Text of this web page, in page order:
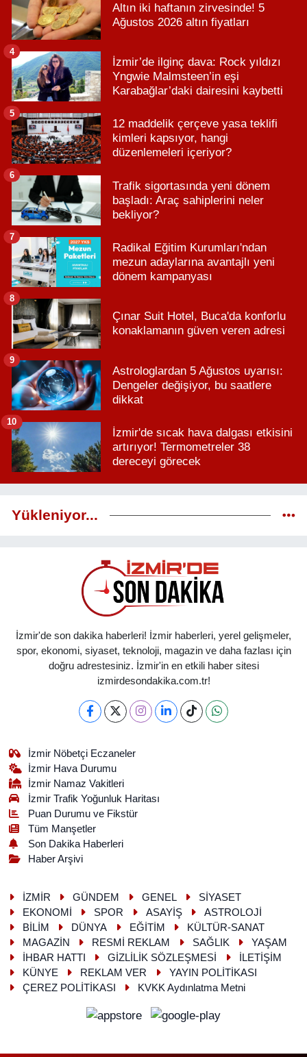
Altın iki haftanın zirvesinde! 5
Ağustos 2026 altın fiyatları
İzmir’de ilginç dava: Rock yıldızı
Yngwie Malmsteen’in eşi
Karabağlar’daki dairesini kaybetti
4
12 maddelik çerçeve yasa teklifi
kimleri kapsıyor, hangi
düzenlemeleri içeriyor?
5
Trafik sigortasında yeni dönem
başladı: Araç sahiplerini neler
bekliyor?
6
Radikal Eğitim Kurumları'ndan
mezun adaylarına avantajlı yeni
dönem kampanyası
7
Çınar Suit Hotel, Buca'da konforlu
konaklamanın güven veren adresi
8
Astrologlardan 5 Ağustos uyarısı:
Dengeler değişiyor, bu saatlere
dikkat
9
İzmir'de sıcak hava dalgası etkisini
artırıyor! Termometreler 38
dereceyi görecek
10
Yükleniyor...
İzmir'de son dakika haberleri! İzmir haberleri, yerel gelişmeler,
spor, ekonomi, siyaset, teknoloji, magazin ve daha fazlası için
doğru adrestesiniz. İzmir'in en etkili haber sitesi
izmirdesondakika.com.tr!
İzmir Nöbetçi Eczaneler
İzmir Hava Durumu
İzmir Namaz Vakitleri
İzmir Trafik Yoğunluk Haritası
Puan Durumu ve Fikstür
Tüm Manşetler
Son Dakika Haberleri
Haber Arşivi
İZMİR GÜNDEM GENEL
SİYASET
EKONOMİ
SPOR ASAYİŞ
ASTROLOJİ
BİLİM
DÜNYA EĞİTİM
KÜLTÜR-SANAT
MAGAZİN
RESMİ REKLAM SAĞLIK
YAŞAM
İHBAR HATTI
GİZLİLİK SÖZLEŞMESİ
İLETİŞİM
KÜNYE
REKLAM VER
YAYIN POLİTİKASI
ÇEREZ POLİTİKASI
KVKK Aydınlatma Metni